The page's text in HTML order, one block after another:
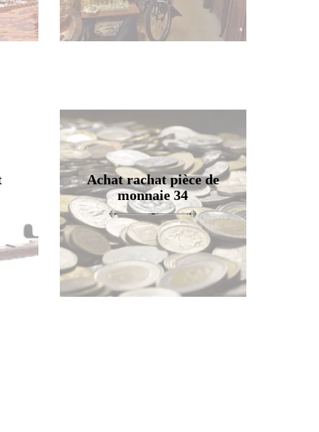
Achat rachat pièce de
monnaie 34